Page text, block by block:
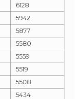
6128
5942
5877
5580
5559
5519
5508
5434